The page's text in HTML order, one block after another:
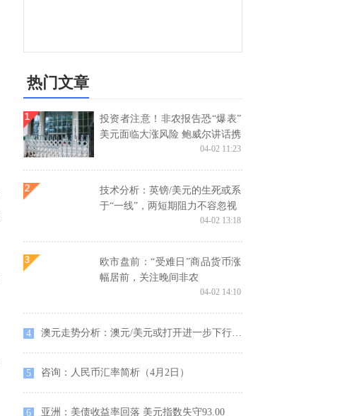
热门文章
投资者注意！非农报告恐“爆表”
美元面临大涨风险 鲍威尔讲话携
04-02 11:23
技术分析：英镑/美元的生死或系
于“一线”，两短期阻力不容忽视
04-02 13:18
欧市盘前：“受难日”商品货币涨
幅居前，关注晚间非农
04-02 14:10
4 澳元走势分析：澳元/美元或打开进一步下行空间，澳元/纽元持续回落
5 咨询：人民币汇率简析（4月2日）
6 亚洲：美债收益率回落 美元指数失守93.00